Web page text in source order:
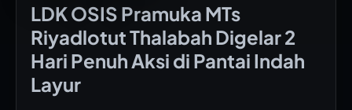
LDK OSIS Pramuka MTs
Riyadlotut Thalabah Digelar 2
Hari Penuh Aksi di Pantai Indah
Layur